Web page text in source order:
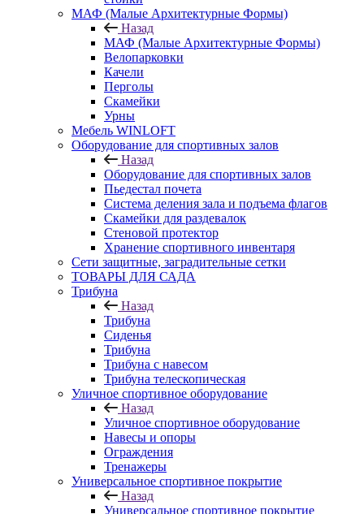
МАФ (Малые Архитектурные Формы)
Назад
МАФ (Малые Архитектурные Формы)
Велопарковки
Качели
Перголы
Скамейки
Урны
Мебель WINLOFT
Оборудование для спортивных залов
Назад
Оборудование для спортивных залов
Пьедестал почета
Система деления зала и подъема флагов
Скамейки для раздевалок
Стеновой протектор
Хранение спортивного инвентаря
Сети защитные, заградительные сетки
ТОВАРЫ ДЛЯ САДА
Трибуна
Назад
Трибуна
Сиденья
Трибуна
Трибуна с навесом
Трибуна телескопическая
Уличное спортивное оборудование
Назад
Уличное спортивное оборудование
Навесы и опоры
Ограждения
Тренажеры
Универсальное спортивное покрытие
Назад
Универсальное спортивное покрытие